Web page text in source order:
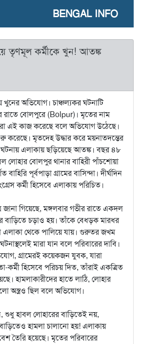
BENGAL INFO
তৃণমূল কর্মীকে খুন! আতঙ্ক
খুনের অভিযোগ। চাঞ্চল্যকর ঘটনাটি
রাতে বোলপুরে (Bolpur)। মৃতের নাম
এই কাজ করেছে বলে অভিযোগ উঠেছে।
করেছে। মৃতদেহ উদ্ধার করে ময়নাতদন্তের
ঘটনায় এলাকায় ছড়িয়েছে আতঙ্ক। বছর ৪৮
লোহার বোলপুর থানার বাহিরী পাঁচশোয়া
বাহিরি পূর্বপাড়া গ্রামের বাসিন্দা। দীর্ঘদিন
কর্মী হিসেবে এলাকায় পরিচিত।
জানা গিয়েছে, মঙ্গলবার গভীর রাতে একদল
বাড়িতে চড়াও হয়। তাঁকে বেধড়ক মারধর
এলাকা থেকে পালিয়ে যায়। গুরুতর জখম
মারা যান বলে পরিবারের দাবি।
গ্রামেরই কয়েকজন যুবক, যারা
কর্মী হিসেবে পরিচয় দিত, তাঁরাই একত্রিত
হামলাকারীদের হাতে লাঠি, লোহার
অস্ত্রও ছিল বলে অভিযোগ।
শুধু হাবল লোহারের বাড়িতেই নয়,
হামলা চালানো হয়! এলাকায়
তৈরি হয়েছে। মৃতের পরিবারের